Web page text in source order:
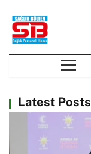
Latest Posts